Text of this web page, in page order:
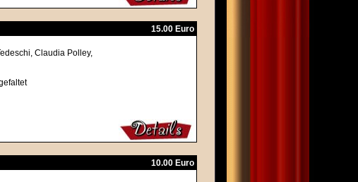
15.00 Euro
Claudia Polley,
10.00 Euro